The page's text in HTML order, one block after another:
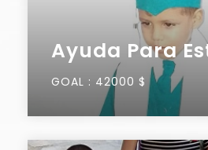
Ayuda Para
GOAL : 42000 $